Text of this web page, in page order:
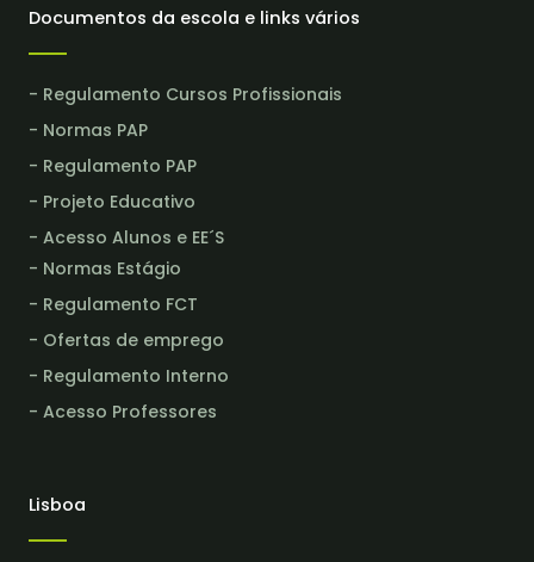
Documentos da escola e links vários
- Regulamento Cursos Profissionais
- Normas PAP
- Regulamento PAP
- Projeto Educativo
- Acesso Alunos e EE´S
- Normas Estágio
- Regulamento FCT
- Ofertas de emprego
- Regulamento Interno
- Acesso Professores
Lisboa